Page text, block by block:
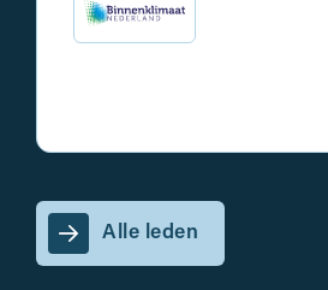
Alle leden